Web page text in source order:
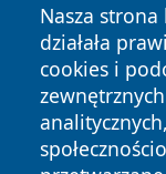
Nasza
działała
cookies i